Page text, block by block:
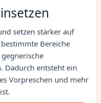
setzen stärker auf
Bereiche
Dadurch entsteht ein
Vorpreschen und mehr